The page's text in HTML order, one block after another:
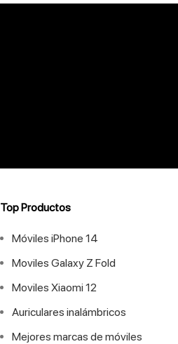
Top Productos
Móviles iPhone 14
Moviles Galaxy Z Fold
Moviles Xiaomi 12
Auriculares inalámbricos
Mejores marcas de móviles